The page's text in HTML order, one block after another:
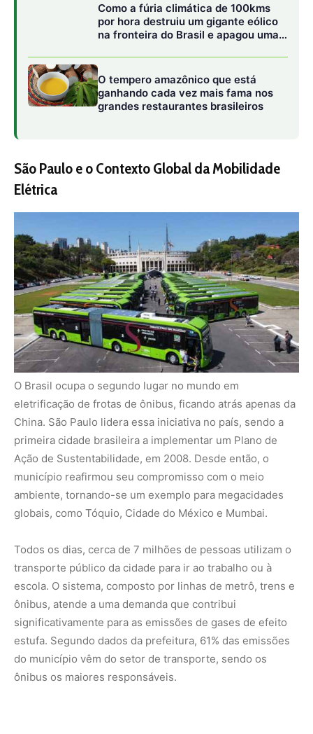
Como a fúria climática de 100kms
por hora destruiu um gigante eólico
na fronteira do Brasil e apagou uma
O tempero amazônico que está
ganhando cada vez mais fama nos
grandes restaurantes brasileiros
São Paulo e o Contexto Global da Mobilidade
Elétrica
O Brasil ocupa o segundo lugar no mundo em
eletrificação de frotas de ônibus, ficando atrás apenas da
China. São Paulo lidera essa iniciativa no país, sendo a
primeira cidade brasileira a implementar um Plano de
Ação de Sustentabilidade, em 2008. Desde então, o
município reafirmou seu compromisso com o meio
ambiente, tornando-se um exemplo para megacidades
globais, como Tóquio, Cidade do México e Mumbai.
Todos os dias, cerca de 7 milhões de pessoas utilizam o
transporte público da cidade para ir ao trabalho ou à
escola. O sistema, composto por linhas de metrô, trens e
ônibus, atende a uma demanda que contribui
significativamente para as emissões de gases de efeito
estufa. Segundo dados da prefeitura, 61% das emissões
do município vêm do setor de transporte, sendo os
ônibus os maiores responsáveis.